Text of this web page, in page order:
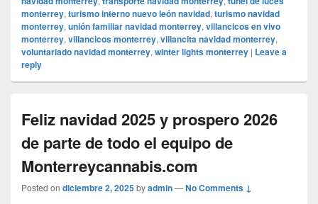
monterrey, turismo interno nuevo león navidad, turismo navidad
monterrey, unión familiar navidad monterrey, villancicos en vivo
monterrey, villancicos monterrey, villancita navidad monterrey,
voluntariado navidad monterrey, winter lights monterrey | Leave a
reply
Feliz navidad 2025 y prospero 2026
de parte de todo el equipo de
Monterreycannabis.com
Posted on diciembre 2, 2025byadmin—No Comments ↓